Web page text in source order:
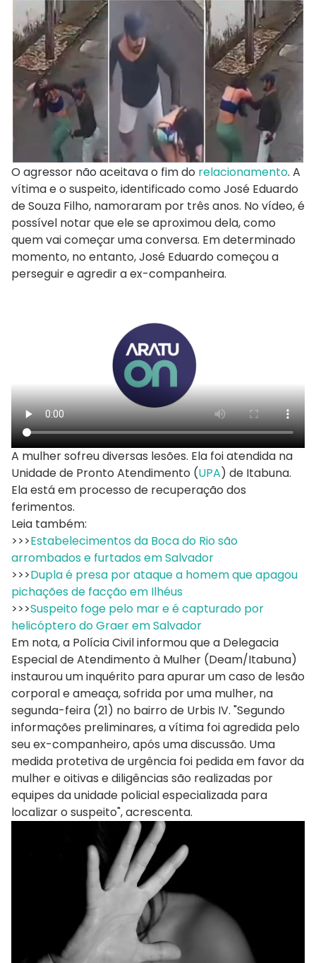
O agressor não aceitava o fim do relacionamento. A
vítima e o suspeito, identificado como José Eduardo
de Souza Filho, namoraram por três anos. No vídeo, é
possível notar que ele se aproximou dela, como
quem vai começar uma conversa. Em determinado
momento, no entanto, José Eduardo começou a
perseguir e agredir a ex-companheira.
A mulher sofreu diversas lesões. Ela foi atendida na
Unidade de Pronto Atendimento (UPA) de Itabuna.
Ela está em processo de recuperação dos
ferimentos.
Leia também:
>>>Estabelecimentos da Boca do Rio são
arrombados e furtados em Salvador
>>>Dupla é presa por ataque a homem que apagou
pichações de facção em Ilhéus
>>>Suspeito foge pelo mar e é capturado por
helicóptero do Graer em Salvador
Em nota, a Polícia Civil informou que a Delegacia
Especial de Atendimento à Mulher (Deam/Itabuna)
instaurou um inquérito para apurar um caso de lesão
corporal e ameaça, sofrida por uma mulher, na
segunda-feira (21) no bairro de Urbis IV. "Segundo
informações preliminares, a vítima foi agredida pelo
seu ex-companheiro, após uma discussão. Uma
medida protetiva de urgência foi pedida em favor da
mulher e oitivas e diligências são realizadas por
equipes da unidade policial especializada para
localizar o suspeito", acrescenta.